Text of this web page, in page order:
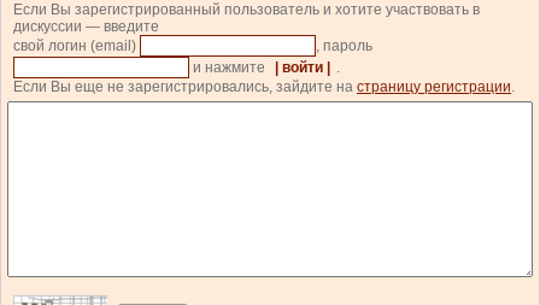
Если Вы зарегистрированный пользователь и хотите участвовать в
дискуссии — введите
свой логин (email)
, пароль
и нажмите
| войти |
.
Если Вы еще не зарегистрировались, зайдите на страницу регистрации.